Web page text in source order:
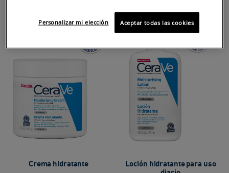
Crema hidratante
Loción hidratante para uso
Aceptar todas las cookies
Personalizar mi elección